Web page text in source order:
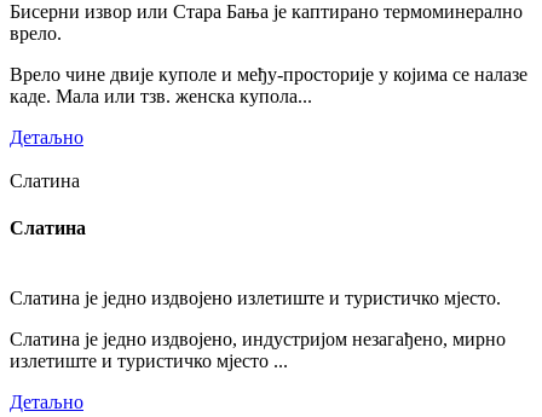
Бисерни извор или Стара Бања је каптирано термоминерално
врело.
Врело чине двије куполе и међу-просторије у којима се налазе
каде. Мала или тзв. женска купола...
Детаљно
Слатина
Слатина
Слатина је једно издвојено излетиште и туристичко мјесто.
Слатина је једно издвојено, индустријом незагађено, мирно
излетиште и туристичко мјесто ...
Детаљно